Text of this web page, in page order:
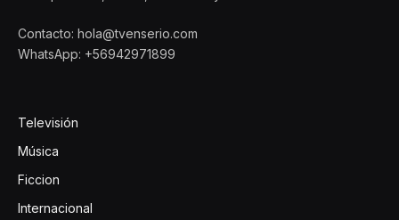
Contacto: hola@tvenserio.com
WhatsApp: +56942971899
Televisión
Música
Ficcion
Internacional